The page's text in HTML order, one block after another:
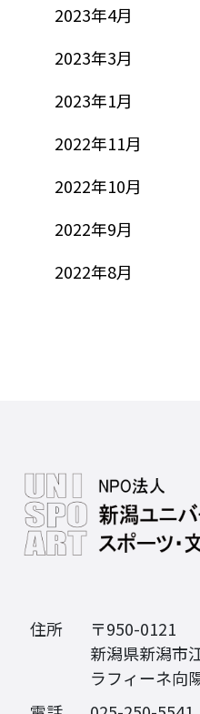
2023年4月
2023年3月
2023年1月
2022年11月
2022年10月
2022年9月
2022年8月
住所
〒950-0121
新潟県新潟市
ラフィーネ向